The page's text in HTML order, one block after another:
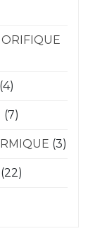
(4)
(7)
(3)
(22)